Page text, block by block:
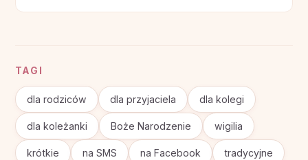
TAGI
dla rodziców dla przyjaciela dla kolegi
dla koleżanki Boże Narodzenie wigilia
krótkie na SMS na Facebook tradycyjne